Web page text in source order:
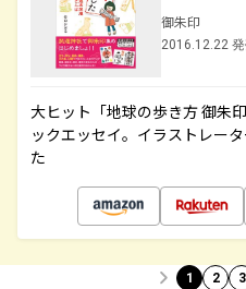
御朱印
2016.12.22
大ヒット「地球の歩き方 御朱
ックエッセイ。イラストレー
た
1 2 3